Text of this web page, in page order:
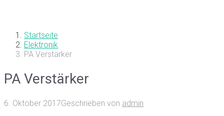
Startseite
Elektronik
PA Verstärker
PA Verstärker
6. Oktober 2017Geschrieben von admin